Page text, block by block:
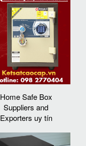
Home Safe Box
Suppliers and
Exporters uy tín